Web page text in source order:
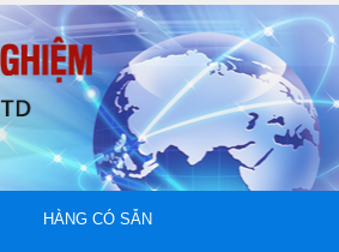
HÀNG CÓ SẴN